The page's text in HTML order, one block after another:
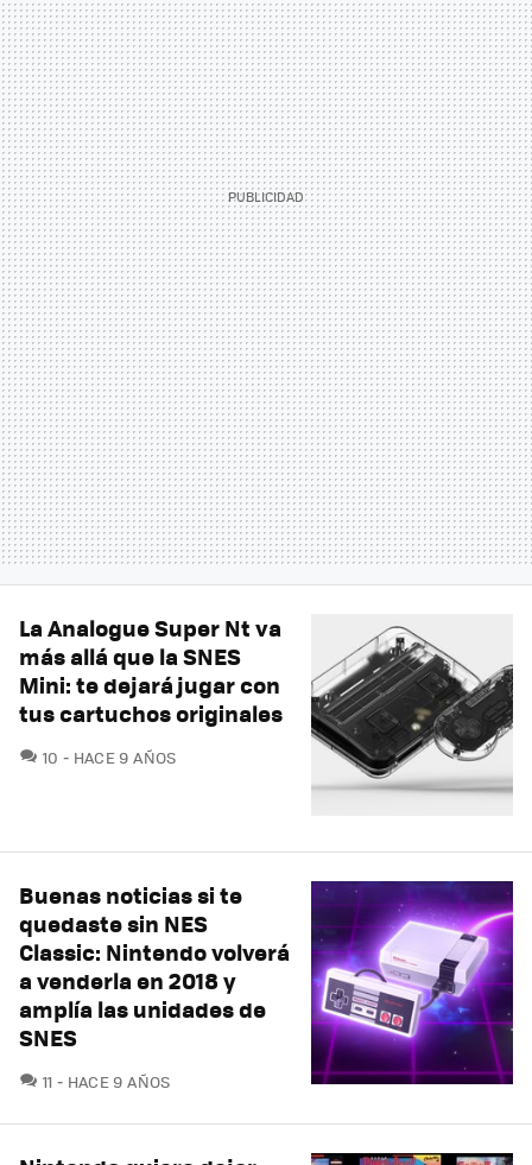
La Analogue Super Nt va
más allá que la SNES
Mini: te dejará jugar con
tus cartuchos originales
10 COMENTARIOS
HACE 9 AÑOS
Buenas noticias si te
quedaste sin NES
Classic: Nintendo volverá
a venderla en 2018 y
amplía las unidades de
SNES
11 COMENTARIOS
HACE 9 AÑOS